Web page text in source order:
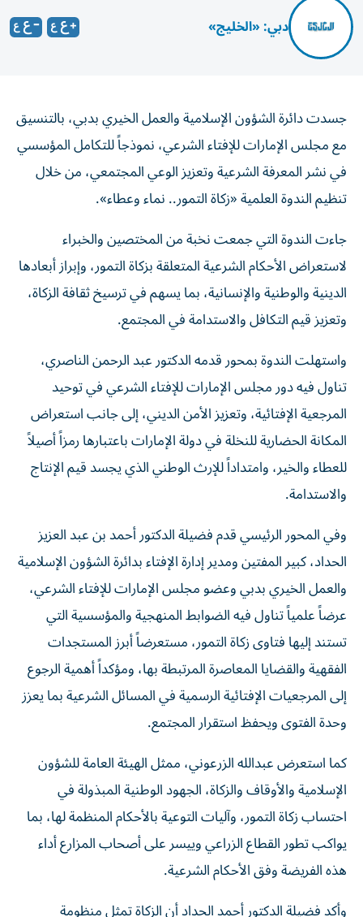
دبي: «الخليج»
جسدت دائرة الشؤون الإسلامية والعمل الخيري بدبي، بالتنسيق
مع مجلس الإمارات للإفتاء الشرعي، نموذجاً للتكامل المؤسسي
في نشر المعرفة الشرعية وتعزيز الوعي المجتمعي، من خلال
تنظيم الندوة العلمية «زكاة التمور.. نماء وعطاء».
جاءت الندوة التي جمعت نخبة من المختصين والخبراء
لاستعراض الأحكام الشرعية المتعلقة بزكاة التمور، وإبراز أبعادها
الدينية والوطنية والإنسانية، بما يسهم في ترسيخ ثقافة الزكاة،
وتعزيز قيم التكافل والاستدامة في المجتمع.
واستهلت الندوة بمحور قدمه الدكتور عبد الرحمن الناصري،
تناول فيه دور مجلس الإمارات للإفتاء الشرعي في توحيد
المرجعية الإفتائية، وتعزيز الأمن الديني، إلى جانب استعراض
المكانة الحضارية للنخلة في دولة الإمارات باعتبارها رمزاً أصيلاً
للعطاء والخير، وامتداداً للإرث الوطني الذي يجسد قيم الإنتاج
والاستدامة.
وفي المحور الرئيسي قدم فضيلة الدكتور أحمد بن عبد العزيز
الحداد، كبير المفتين ومدير إدارة الإفتاء بدائرة الشؤون الإسلامية
والعمل الخيري بدبي وعضو مجلس الإمارات للإفتاء الشرعي،
عرضاً علمياً تناول فيه الضوابط المنهجية والمؤسسية التي
تستند إليها فتاوى زكاة التمور، مستعرضاً أبرز المستجدات
الفقهية والقضايا المعاصرة المرتبطة بها، ومؤكداً أهمية الرجوع
إلى المرجعيات الإفتائية الرسمية في المسائل الشرعية بما يعزز
وحدة الفتوى ويحفظ استقرار المجتمع.
كما استعرض عبدالله الزرعوني، ممثل الهيئة العامة للشؤون
الإسلامية والأوقاف والزكاة، الجهود الوطنية المبذولة في
احتساب زكاة التمور، وآليات التوعية بالأحكام المنظمة لها، بما
يواكب تطور القطاع الزراعي وييسر على أصحاب المزارع أداء
هذه الفريضة وفق الأحكام الشرعية.